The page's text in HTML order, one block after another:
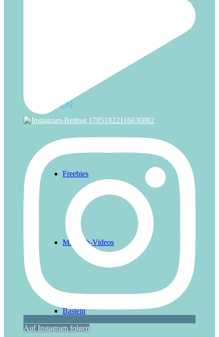
IDEEN
Freebies
Mitmach-Videos
Basteln
Auf Instagram folgen